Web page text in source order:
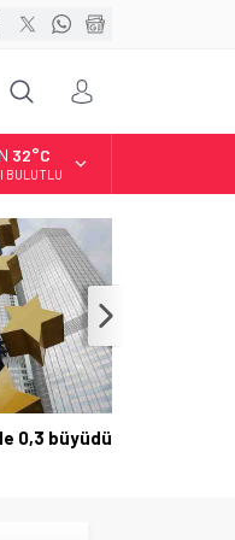
DİĞER
32°C
BULUTLU
aralıkta sabit